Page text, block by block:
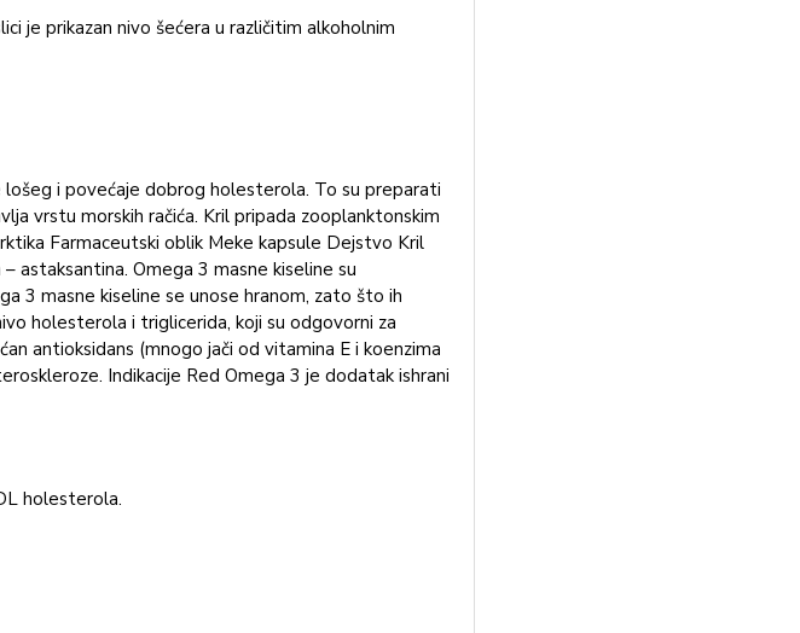
je prikazan nivo šećera u različitim alkoholnim
i povećaje dobrog holesterola. To su preparati
vrstu morskih račića. Kril pripada zooplanktonskim
Fаrmаceutski oblik Meke kapsule Dejstvo Kril
astaksantina. Omega 3 masne kiseline su
3 masne kiseline se unose hranom, zato što ih
holesterola i triglicerida, koji su odgovorni za
antioksidans (mnogo jači od vitamina E i koenzima
Indikаcije Red Omega 3 je dodatak ishrani
holesterola.